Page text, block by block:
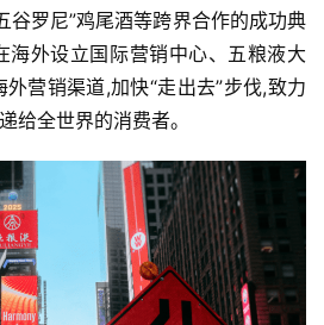
谷罗尼”鸡尾酒等跨界合作的成功典
海外设立国际营销中心、五粮液大
营销渠道,加快“走出去”步伐,致力
给全世界的消费者。